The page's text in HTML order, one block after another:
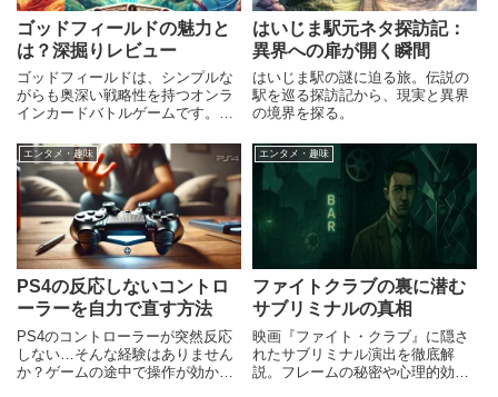
ゴッドフィールドの魅力と
は？深掘りレビュー
ゴッドフィールドは、シンプルな
がらも奥深い戦略性を持つオンラ
インカードバトルゲームです。
のユニークなゲーム性とコミカル
な世界観で多くのプレイヤーを魅
了してきました。「ごっふぃ」と
も親しまれ、カジュアルに遊べ
はいじま駅元ネタ探訪記：
異界への扉が開く瞬間
はいじま駅の謎に迫る旅。伝説の
駅を巡る探訪記から、現実と異界
の境界を探る。
エンタメ・趣味
PS4の反応しないコントロ
ーラーを自力で直す方法
PS4のコントローラーが突然反応
しない…そんな経験はありません
か？ゲームの途中で操作が効かな
エンタメ・趣味
ファイトクラブの裏に潜む
サブリミナルの真相
映画『ファイト・クラブ』に隠さ
れたサブリミナル演出を徹底解
説。フレームの秘密や心理的効